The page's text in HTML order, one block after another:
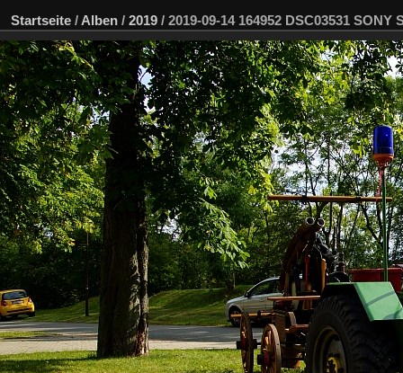
Startseite / Alben / 2019 / 2019-09-14 164952 DSC03531 SONY